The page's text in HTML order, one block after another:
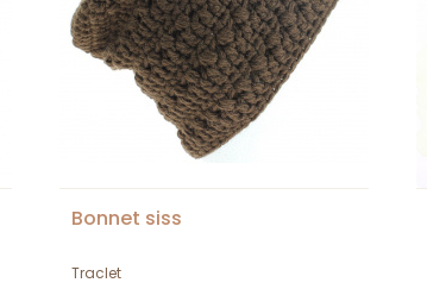
Bonnet siss
Traclet